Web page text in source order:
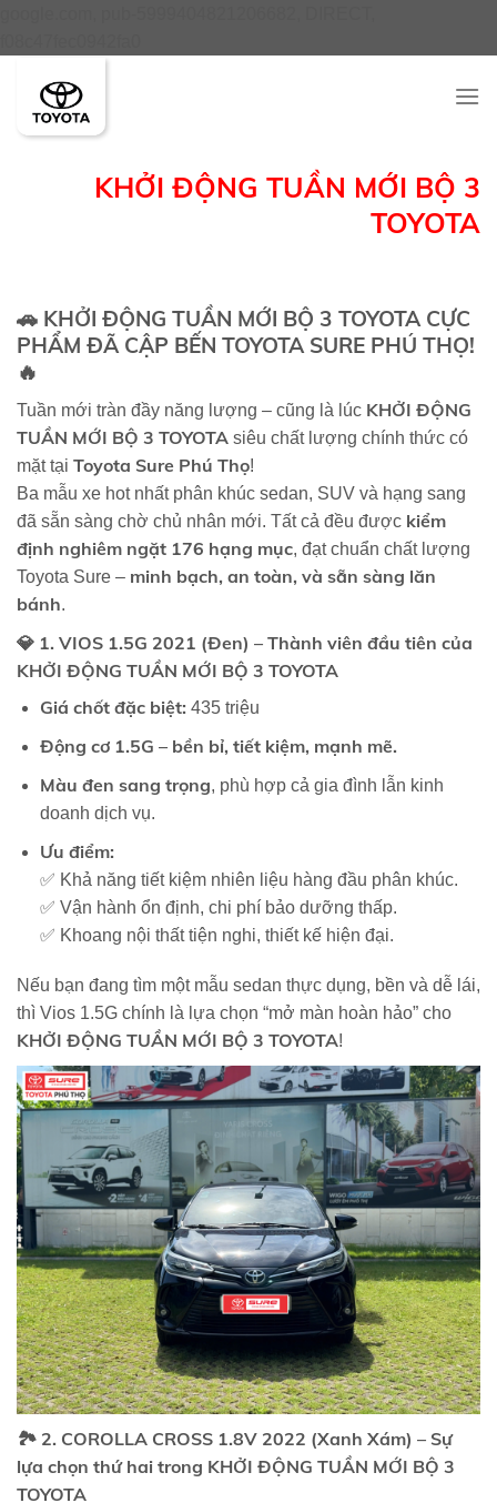
KHỞI ĐỘNG TUẦN MỚI BỘ 3
TOYOTA
🚗 KHỞI ĐỘNG TUẦN MỚI BỘ 3 TOYOTA CỰC
PHẨM ĐÃ CẬP BẾN TOYOTA SURE PHÚ THỌ!
🔥
Tuần mới tràn đầy năng lượng – cũng là lúc KHỞI ĐỘNG
TUẦN MỚI BỘ 3 TOYOTA siêu chất lượng chính thức có
mặt tại Toyota Sure Phú Thọ!
Ba mẫu xe hot nhất phân khúc sedan, SUV và hạng sang
đã sẵn sàng chờ chủ nhân mới. Tất cả đều được kiểm
định nghiêm ngặt 176 hạng mục, đạt chuẩn chất lượng
Toyota Sure – minh bạch, an toàn, và sẵn sàng lăn
bánh.
💎 1. VIOS 1.5G 2021 (Đen) – Thành viên đầu tiên của
KHỞI ĐỘNG TUẦN MỚI BỘ 3 TOYOTA
Giá chốt đặc biệt:435 triệu
Động cơ 1.5G – bền bỉ, tiết kiệm, mạnh mẽ.
Màu đen sang trọng, phù hợp cả gia đình lẫn kinh
doanh dịch vụ.
Ưu điểm:
✅ Khả năng tiết kiệm nhiên liệu hàng đầu phân khúc.
✅ Vận hành ổn định, chi phí bảo dưỡng thấp.
✅ Khoang nội thất tiện nghi, thiết kế hiện đại.
Nếu bạn đang tìm một mẫu sedan thực dụng, bền và dễ lái,
thì Vios 1.5G chính là lựa chọn “mở màn hoàn hảo” cho
KHỞI ĐỘNG TUẦN MỚI BỘ 3 TOYOTA!
🏞️ 2. COROLLA CROSS 1.8V 2022 (Xanh Xám) – Sự
lựa chọn thứ hai trong KHỞI ĐỘNG TUẦN MỚI BỘ 3
TOYOTA